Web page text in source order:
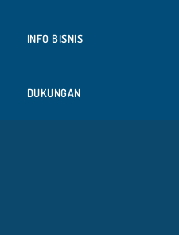
INFO BISNIS
DUKUNGAN